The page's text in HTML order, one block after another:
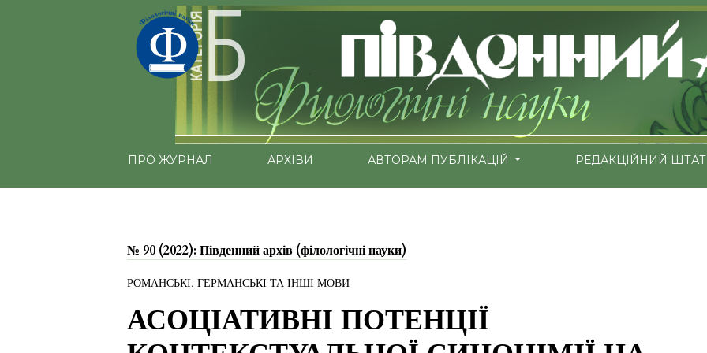
ПРО ЖУРНАЛ АРХІВИ АВТОРАМ ПУБЛІКАЦІЙ РЕДАКЦІЙНИЙ ШТАТ
№ 90 (2022): Південний архів (філологічні науки)
РОМАНСЬКІ, ГЕРМАНСЬКІ ТА ІНШІ МОВИ
АСОЦІАТИВНІ ПОТЕНЦІЇ